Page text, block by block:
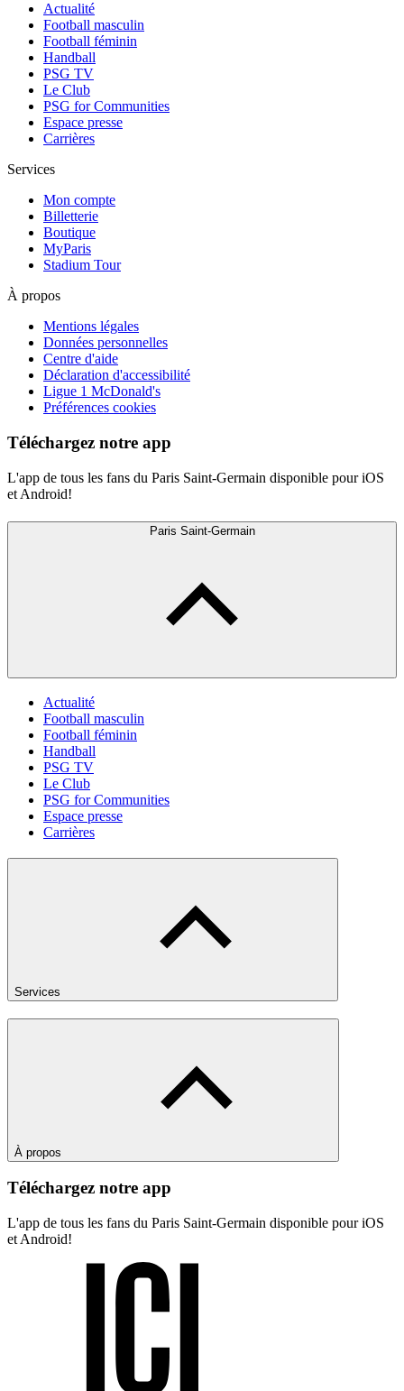
Actualité
Football masculin
Football féminin
Handball
PSG TV
Le Club
PSG for Communities
Espace presse
Carrières
Services
Mon compte
Billetterie
Boutique
MyParis
Stadium Tour
À propos
Mentions légales
Données personnelles
Centre d'aide
Déclaration d'accessibilité
Ligue 1 McDonald's
Préférences cookies
Téléchargez notre app
L'app de tous les fans du Paris Saint-Germain disponible pour iOS
et Android!
Paris Saint-Germain
Actualité
Football masculin
Football féminin
Handball
PSG TV
Le Club
PSG for Communities
Espace presse
Carrières
Services
À propos
Téléchargez notre app
L'app de tous les fans du Paris Saint-Germain disponible pour iOS
et Android!